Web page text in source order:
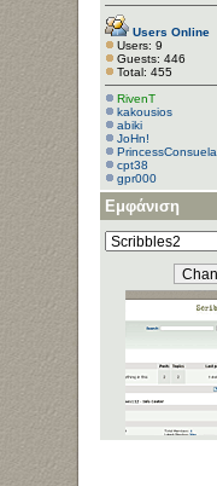
Users Online
Users: 9
Guests: 446
Total: 455
RivenT
kakousios
abiki
JoHn!
PrincessConsuela
cpt38
gpr000
Εμφάνιση